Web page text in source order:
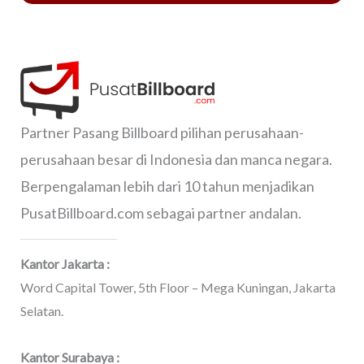
Partner Pasang Billboard pilihan perusahaan-
perusahaan besar di Indonesia dan manca negara.
Berpengalaman lebih dari 10 tahun menjadikan
PusatBillboard.com sebagai partner andalan.
Kantor Jakarta :
Word Capital Tower, 5th Floor – Mega Kuningan, Jakarta
Selatan.
Kantor Surabaya :